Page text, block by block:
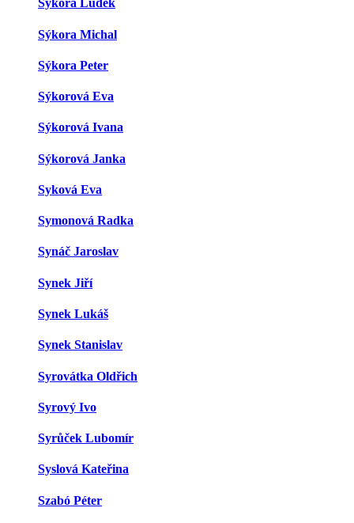
Sýkora Luděk
Sýkora Michal
Sýkora Peter
Sýkorová Eva
Sýkorová Ivana
Sýkorová Janka
Syková Eva
Symonová Radka
Synáč Jaroslav
Synek Jiří
Synek Lukáš
Synek Stanislav
Syrovátka Oldřich
Syrový Ivo
Syrůček Lubomír
Syslová Kateřina
Szabó Péter